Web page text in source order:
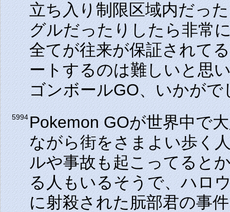
立ち入り制限区域内だっ
グルだったりしたら非常
全てが往来が保証されて
ートするのは難しいと思
ゴンボールGO、いかがで
5994Pokemon GOが世界中で
ながら街をさまよい歩く
ルや事故も起こってると
る人もいるそうで、ハロ
に射殺された朊部君の事